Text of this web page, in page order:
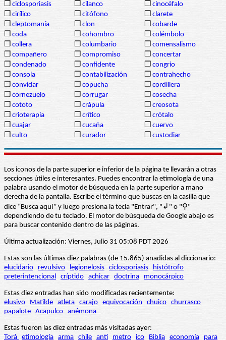
❒ ciclosporiasis ❒ cilanco ❒ cinocéfalo
❒ cirílico ❒ citófono ❒ clarete
❒ cleptomanía ❒ clon ❒ cobarde
❒ coda ❒ cohombro ❒ colémbolo
❒ collera ❒ columbario ❒ comensalismo
❒ compañero ❒ compromiso ❒ concertar
❒ condenado ❒ confidente ❒ congrio
❒ consola ❒ contabilización ❒ contrahecho
❒ convidar ❒ copucha ❒ cordillera
❒ cornezuelo ❒ corrugar ❒ cosecha
❒ cototo ❒ crápula ❒ creosota
❒ crioterapia ❒ crítico ❒ crótalo
❒ cuajar ❒ cucaña ❒ cuervo
❒ culto ❒ curador ❒ custodiar
Los iconos de la parte superior e inferior de la página te llevarán a otras
secciones útiles e interesantes. Puedes encontrar la etimología de una
palabra usando el motor de búsqueda en la parte superior a mano
derecha de la pantalla. Escribe el término que buscas en la casilla que
dice “Busca aquí” y luego presiona la tecla "Entrar", "↲" o "⚲"
dependiendo de tu teclado. El motor de búsqueda de Google abajo es
para buscar contenido dentro de las páginas.
Última actualización: Viernes, Julio 31 05:08 PDT 2026
Estas son las últimas diez palabras (de 15.865) añadidas al diccionario:
elucidario
revulsivo legionelosis ciclosporiasis
histótrofo
preterintencional críptido achicar doctrina monocárpico
Estas diez entradas han sido modificadas recientemente:
elusivo
Matilde atleta carajo equivocación chuico churrasco
papalote Acapulco anémona
Estas fueron las diez entradas más visitadas ayer:
Torá etimología arma chile anti metro ico Biblia economía para